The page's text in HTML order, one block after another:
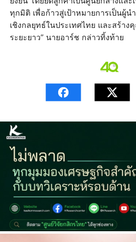
ทุกมิติ เพื่อก้าวสู่เป้าหมายการเป็นผู้
เชิงกลยุทธ์ในประเทศไทย และสร้า
ระยะยาว” นายอาร์ช กล่าวทิ้งท้าย